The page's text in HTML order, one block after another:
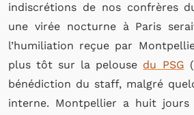
indiscrétions de nos confrères
une virée nocturne à Paris
l’humiliation reçue par
plus tôt sur la pelouse du PSG
bénédiction du staff, malgré
interne. Montpellier a huit jours